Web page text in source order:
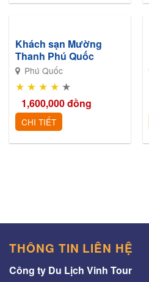
Khách sạn Mường
Thanh Phú Quốc
Phú Quốc
★ ★ ★ ★ ★
1,600,000đồng
CHI TIẾT
THÔNG TIN LIÊN HỆ
Công ty Du Lịch Vinh Tour